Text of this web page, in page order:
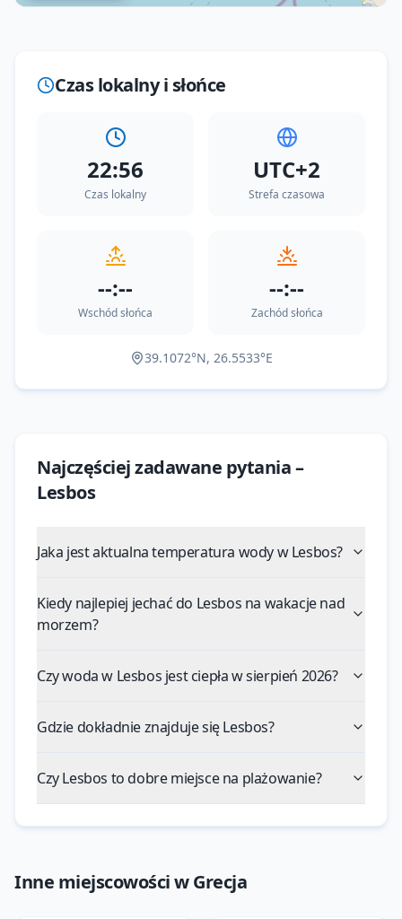
--
Czas lokalny i słońce
22:56
Czas lokalny
UTC+2
Strefa czasowa
--:--
Wschód słońca
--:--
Zachód słońca
39.1072°N, 26.5533°E
Najczęściej zadawane pytania –
Lesbos
Jaka jest aktualna temperatura wody w Lesbos?
Kiedy najlepiej jechać do Lesbos na wakacje nad
morzem?
Czy woda w Lesbos jest ciepła w sierpień 2026?
Gdzie dokładnie znajduje się Lesbos?
Czy Lesbos to dobre miejsce na plażowanie?
Inne miejscowości wGrecja